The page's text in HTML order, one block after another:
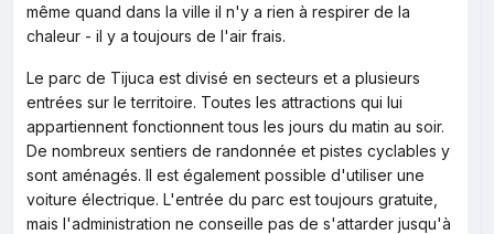
même quand dans la ville il n'y a rien à respirer de la
chaleur - il y a toujours de l'air frais.
Le parc de Tijuca est divisé en secteurs et a plusieurs
entrées sur le territoire. Toutes les attractions qui lui
appartiennent fonctionnent tous les jours du matin au soir.
De nombreux sentiers de randonnée et pistes cyclables y
sont aménagés. Il est également possible d'utiliser une
voiture électrique. L'entrée du parc est toujours gratuite,
mais l'administration ne conseille pas de s'attarder jusqu'à